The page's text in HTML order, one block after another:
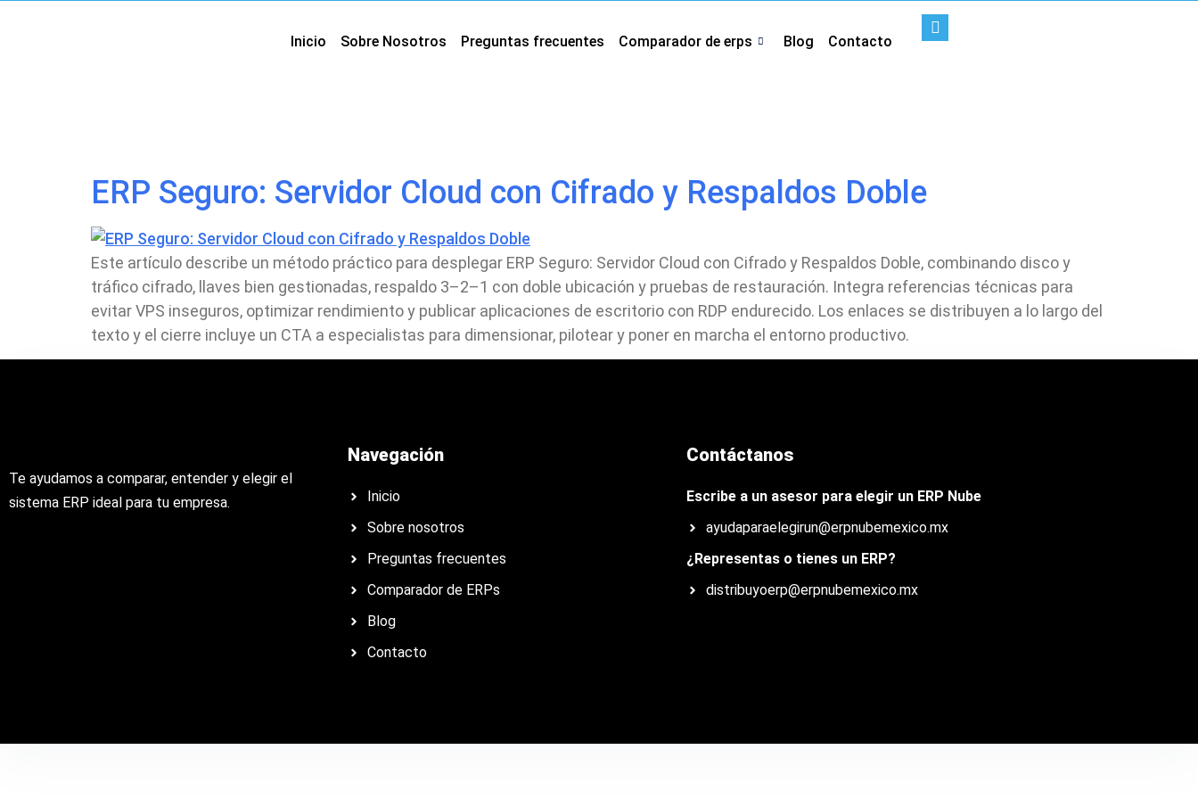
Inicio Sobre Nosotros Preguntas frecuentes Comparador de erps Blog Contacto
ERP Seguro: Servidor Cloud con Cifrado y Respaldos Doble
Este artículo describe un método práctico para desplegar ERP Seguro: Servidor Cloud con Cifrado y Respaldos Doble, combinando disco y
tráfico cifrado, llaves bien gestionadas, respaldo 3–2–1 con doble ubicación y pruebas de restauración. Integra referencias técnicas para
evitar VPS inseguros, optimizar rendimiento y publicar aplicaciones de escritorio con RDP endurecido. Los enlaces se distribuyen a lo largo del
texto y el cierre incluye un CTA a especialistas para dimensionar, pilotear y poner en marcha el entorno productivo.
Te ayudamos a comparar, entender y elegir el
sistema ERP ideal para tu empresa.
Navegación
Inicio
Sobre nosotros
Preguntas frecuentes
Comparador de ERPs
Blog
Contacto
Contáctanos
Escribe a un asesor para elegir un ERP Nube
ayudaparaelegirun@erpnubemexico.mx
¿Representas o tienes un ERP?
distribuyoerp@erpnubemexico.mx